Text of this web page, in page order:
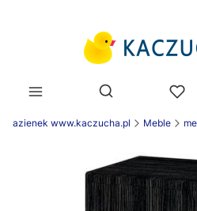
Otwórz
łazienek www.kaczucha.pl Meble